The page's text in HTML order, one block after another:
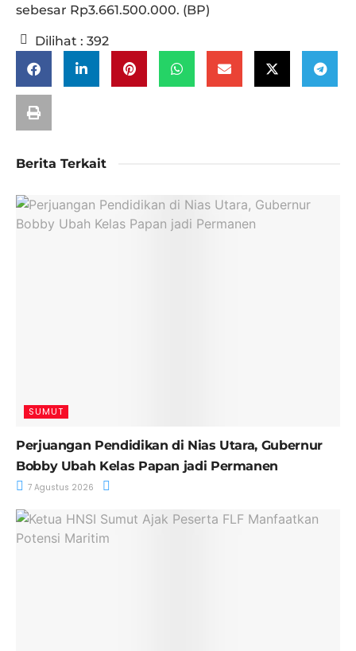
sebesar Rp3.661.500.000. (BP)
Dilihat : 392
Berita Terkait
SUMUT
Perjuangan Pendidikan di Nias Utara, Gubernur
Bobby Ubah Kelas Papan jadi Permanen
7 Agustus 2026